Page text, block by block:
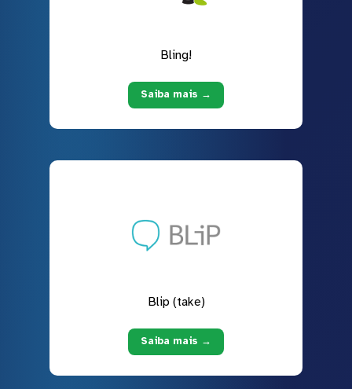
Bling!
Saiba mais →
Blip (take)
Saiba mais →